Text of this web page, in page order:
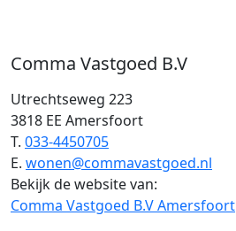
Comma Vastgoed B.V
Utrechtseweg 223
3818 EE Amersfoort
T. 033-4450705
E. wonen@commavastgoed.nl
Bekijk de website van:
Comma Vastgoed B.V Amersfoort